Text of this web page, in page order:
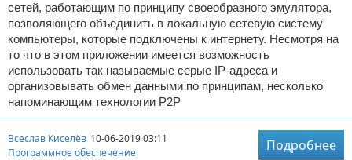
сетей, работающим по принципу своеобразного эмулятора,
позволяющего объединить в локальную сетевую систему
компьютеры, которые подключены к интернету. Несмотря на
то что в этом приложении имеется возможность
использовать так называемые серые IP-адреса и
организовывать обмен данными по принципам, несколько
напоминающим технологии Р2Р
Всеслав Киселёв 10-06-2019 03:11
Программное обеспечение
Подробнее